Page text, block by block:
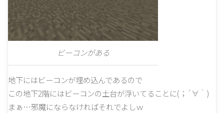
ビーコンがある
地下にはビーコンが埋め込んであるので
この地下2階にはビーコンの土台が浮いてることに(；´∀｀)
まぁ…邪魔にならなければそれでよしｗ